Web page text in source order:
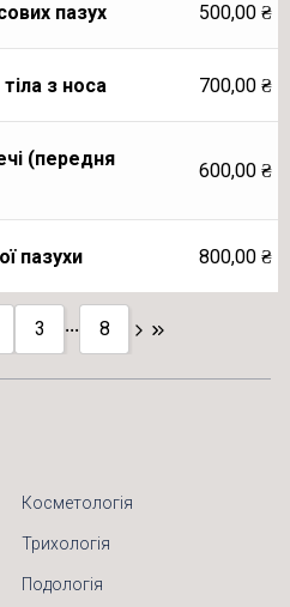
пазух 500,00 ₴
з носа 700,00 ₴
(передня
600,00 ₴
пазухи 800,00 ₴
3 ... 8
Косметологія
Трихологія
Подологія